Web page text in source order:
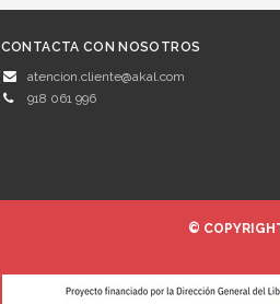
CONTACTA CON NOSOTROS
atencion.cliente@akal.com
918 061 996
©